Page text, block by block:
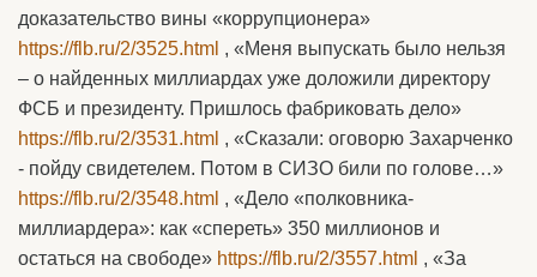
доказательство вины «коррупционера»
https://flb.ru/2/3525.html , «Меня выпускать было нельзя
– о найденных миллиардах уже доложили директору
ФСБ и президенту. Пришлось фабриковать дело»
https://flb.ru/2/3531.html , «Сказали: оговорю Захарченко
- пойду свидетелем. Потом в СИЗО били по голове…»
https://flb.ru/2/3548.html , «Дело «полковника-
миллиардера»: как «спереть» 350 миллионов и
остаться на свободе» https://flb.ru/2/3557.html , «За